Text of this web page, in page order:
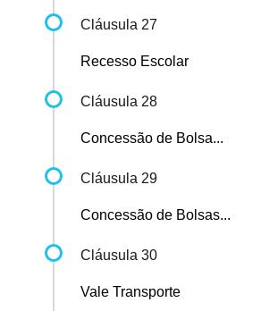
Cláusula 27
Recesso Escolar
Cláusula 28
Concessão de Bolsa...
Cláusula 29
Concessão de Bolsas...
Cláusula 30
Vale Transporte